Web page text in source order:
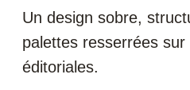
Un design sobre,
palettes resserrées sur
éditoriales.